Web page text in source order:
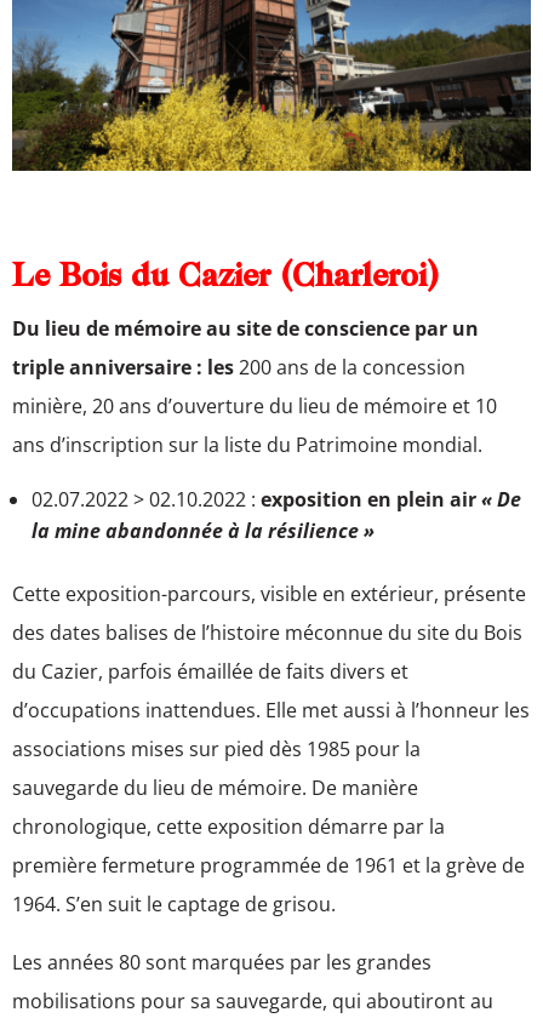
Le Bois du Cazier (Charleroi)
Du lieu de mémoire au site de conscience par un
triple anniversaire : les200 ans de la concession
minière, 20 ans d’ouverture du lieu de mémoire et 10
ans d’inscription sur la liste du Patrimoine mondial.
02.07.2022 > 02.10.2022 : exposition en plein air« De
la mine abandonnée à la résilience »
Cette exposition-parcours, visible en extérieur, présente
des dates balises de l’histoire méconnue du site du Bois
du Cazier, parfois émaillée de faits divers et
d’occupations inattendues. Elle met aussi à l’honneur les
associations mises sur pied dès 1985 pour la
sauvegarde du lieu de mémoire. De manière
chronologique, cette exposition démarre par la
première fermeture programmée de 1961 et la grève de
1964. S’en suit le captage de grisou.
Les années 80 sont marquées par les grandes
mobilisations pour sa sauvegarde, qui aboutiront au